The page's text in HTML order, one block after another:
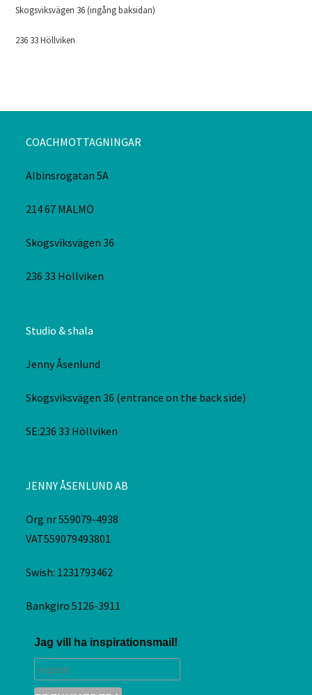
Skogsviksvägen 36 (ingång baksidan)
236 33 Höllviken
COACHMOTTAGNINGAR
Albinsrogatan 5A
214 67 MALMÖ
Skogsviksvägen 36
236 33 Höllviken
Studio & shala
Jenny Åsenlund
Skogsviksvägen 36 (entrance on the back side)
SE:236 33 Höllviken
JENNY ÅSENLUND AB
Org nr 559079-4938
VAT559079493801
Swish: 1231793462
Bankgiro 5126-3911
Jag vill ha inspirationsmail!